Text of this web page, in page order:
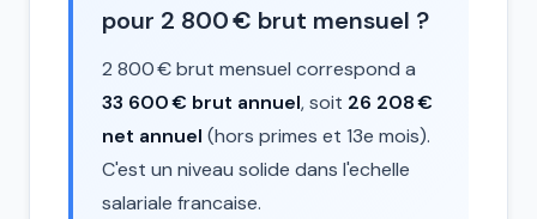
pour 2 800 € brut mensuel ?
2 800 € brut mensuel correspond a
33 600 € brut annuel, soit 26 208 €
net annuel (hors primes et 13e mois).
C'est un niveau solide dans l'echelle
salariale francaise.